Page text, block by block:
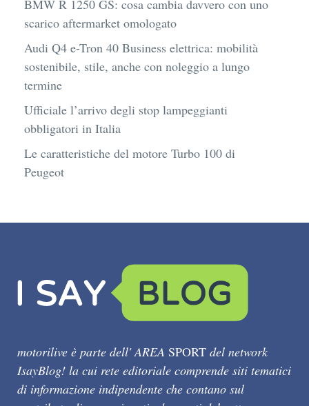
BMW R 1250 GS: cosa cambia davvero con uno
scarico aftermarket omologato
Audi Q4 e-Tron 40 Business elettrica: mobilità
sostenibile, stile, anche con noleggio a lungo
termine
Ufficiale l’arrivo degli stop lampeggianti
obbligatori in Italia
Le caratteristiche del motore Turbo 100 di
Peugeot
motorilive è parte dell' AREA SPORT del network
IsayBlog! la cui rete editoriale comprende siti tematici
di informazione indipendente che contano sul